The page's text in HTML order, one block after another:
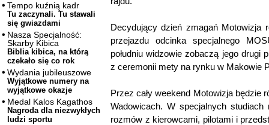
Tempo kuźnią kadr
Tu zaczynali. Tu stawali
się gwiazdami
Nasza Specjalność:
Skarby Kibica
Biblia kibica, na którą
czekało się co rok
Wydania jubileuszowe
Wyjątkowe numery na
wyjątkowe okazje
Medal Kalos Kagathos
Nagroda dla niezwykłych
ludzi sportu
Decydujący dzień zmagań Motowizja
przejazdu odcinka specjalnego
południu widzowie zobaczą jego
z ceremonii mety na rynku w Makowie
Przez cały weekend Motowizja będzie
Wadowicach. W specjalnych
rozmów z kierowcami, pilotami i